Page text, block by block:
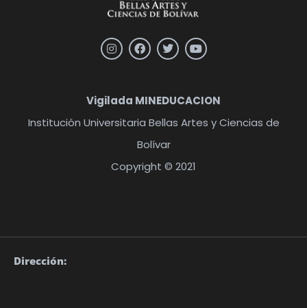
Vigilada MINEDUCACION
Institución Universitaria Bellas Artes y Ciencias de
Bolívar
Copyright © 2021
Dirección: